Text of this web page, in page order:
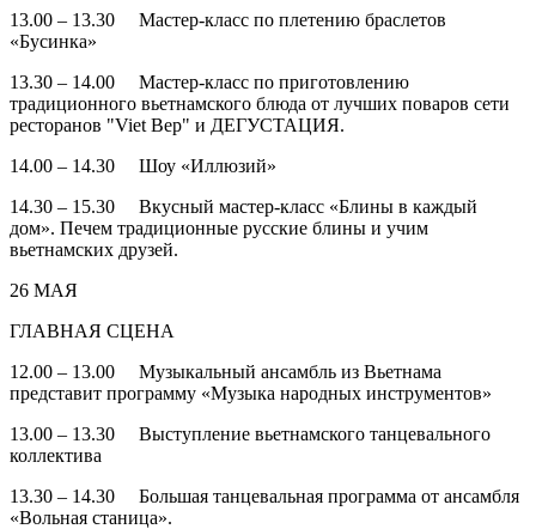
13.00 – 13.30 Мастер-класс по плетению браслетов
«Бусинка»
13.30 – 14.00 Мастер-класс по приготовлению
традиционного вьетнамского блюда от лучших поваров сети
ресторанов "Viet Bep" и ДЕГУСТАЦИЯ.
14.00 – 14.30 Шоу «Иллюзий»
14.30 – 15.30 Вкусный мастер-класс «Блины в каждый
дом». Печем традиционные русские блины и учим
вьетнамских друзей.
26 МАЯ
ГЛАВНАЯ СЦЕНА
12.00 – 13.00 Музыкальный ансамбль из Вьетнама
представит программу «Музыка народных инструментов»
13.00 – 13.30 Выступление вьетнамского танцевального
коллектива
13.30 – 14.30 Большая танцевальная программа от ансамбля
«Вольная станица».